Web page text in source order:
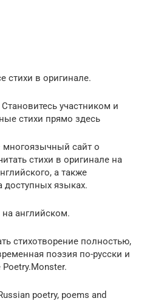
стихи в оригинале.
участником и
стихи прямо здесь
сайт о
стихи в оригинале на
а также
доступных языках.
на английском.
стихотворение полностью,
поэзия по-русски и
poetry, poems and